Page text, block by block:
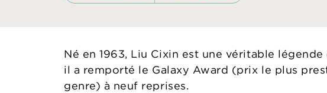
Né en 1963, Liu Cixin est une véritable légende
il a remporté le Galaxy Award (prix le plus
genre) à neuf reprises.